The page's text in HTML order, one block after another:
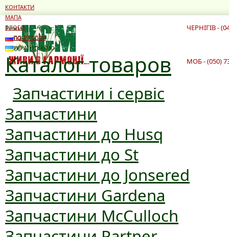
Режим роботи:
10:00 - 19:00
10:00 - 16:00
ЧЕРНІГІВ -
Каталог товаров
Запчастини і сервіс
Запчастини
Запчастини до Husq
Запчастини до St
Запчастини до Jonsered
Запчастини Gardena
Запчастини McCulloch
МОБ - (050)
КОНТАКТИ
МАПА
БЛОГИ
ПО-РУССКИ
УКРАЇНСЬКОЮ